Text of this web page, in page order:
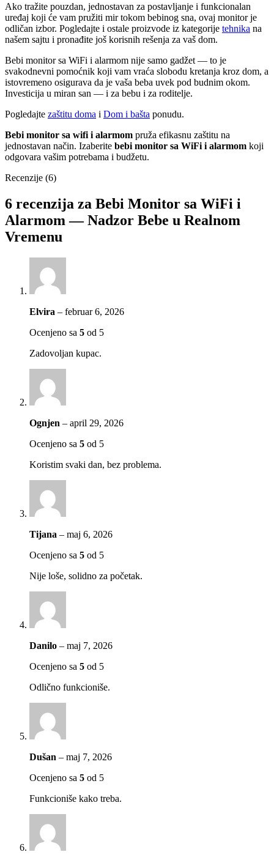
Ako tražite pouzdan, jednostavan za postavljanje i funkcionalan
uređaj koji će vam pružiti mir tokom bebinog sna, ovaj monitor je
odličan izbor. Pogledajte i ostale proizvode iz kategorije tehnika na
našem sajtu i pronađite još korisnih rešenja za vaš dom.
Bebi monitor sa WiFi i alarmom nije samo gadžet — to je
svakodnevni pomoćnik koji vam vraća slobodu kretanja kroz dom, a
istovremeno osigurava da je vaša beba uvek pod budnim okom.
Investicija u miran san — i za bebu i za roditelje.
Pogledajte zaštitu doma i Dom i bašta ponudu.
Bebi monitor sa wifi i alarmom pruža efikasnu zaštitu na
jednostavan način. Izaberite bebi monitor sa WiFi i alarmom koji
odgovara vašim potrebama i budžetu.
Recenzije (6)
6 recenzija za Bebi Monitor sa WiFi i
Alarmom — Nadzor Bebe u Realnom
Vremenu
Elvira – februar 6, 2026
Ocenjeno sa 5 od 5
Zadovoljan kupac.
Ognjen – april 29, 2026
Ocenjeno sa 5 od 5
Koristim svaki dan, bez problema.
Tijana – maj 6, 2026
Ocenjeno sa 5 od 5
Nije loše, solidno za početak.
Danilo – maj 7, 2026
Ocenjeno sa 5 od 5
Odlično funkcioniše.
Dušan – maj 7, 2026
Ocenjeno sa 5 od 5
Funkcioniše kako treba.